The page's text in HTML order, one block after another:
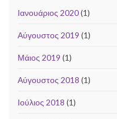
Ιανουάριος 2020(1)
Αύγουστος 2019 (1)
Μάιος 2019 (1)
Αύγουστος 2018 (1)
Ιούλιος 2018 (1)